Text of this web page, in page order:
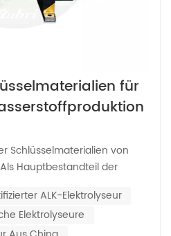
für
Schlüsselmaterialien von
Hauptbestandteil der
Qualität der Abdichtungs-
Elektrolyseur-Kammer und
ALK-Elektrolyseur
Elektrolyseure